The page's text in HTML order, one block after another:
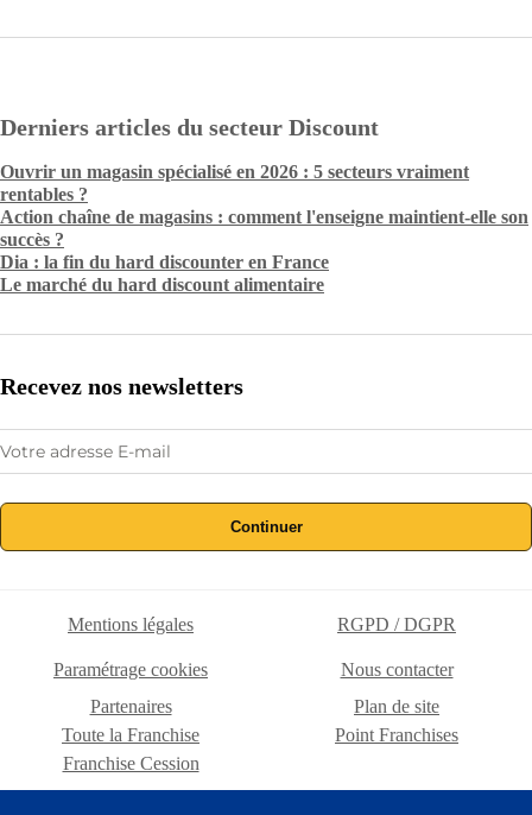
Derniers articles du secteur Discount
Ouvrir un magasin spécialisé en 2026 : 5 secteurs vraiment
rentables ?
Action chaîne de magasins : comment l'enseigne maintient-elle son
succès ?
Dia : la fin du hard discounter en France
Le marché du hard discount alimentaire
Recevez nos newsletters
Continuer
Mentions légales RGPD / DGPR
Paramétrage cookies
Nous contacter
Partenaires
Plan de site
Toute la Franchise
Point Franchises
Franchise Cession